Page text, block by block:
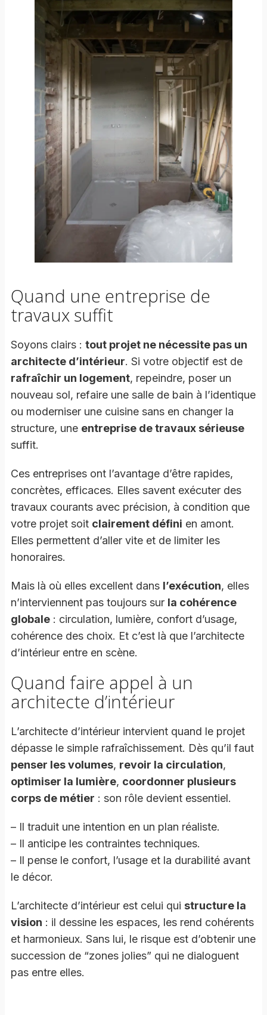
Quand une entreprise de
travaux suffit
Soyons clairs : tout projet ne nécessite pas un
architecte d’intérieur. Si votre objectif est de
rafraîchir un logement, repeindre, poser un
nouveau sol, refaire une salle de bain à l’identique
ou moderniser une cuisine sans en changer la
structure, une entreprise de travaux sérieuse
suffit.
Ces entreprises ont l’avantage d’être rapides,
concrètes, efficaces. Elles savent exécuter des
travaux courants avec précision, à condition que
votre projet soit clairement défini en amont.
Elles permettent d’aller vite et de limiter les
honoraires.
Mais là où elles excellent dans l’exécution, elles
n’interviennent pas toujours sur la cohérence
globale : circulation, lumière, confort d’usage,
cohérence des choix. Et c’est là que l’architecte
d’intérieur entre en scène.
Quand faire appel à un
architecte d’intérieur
L’architecte d’intérieur intervient quand le projet
dépasse le simple rafraîchissement. Dès qu’il faut
penser les volumes, revoir la circulation,
optimiser la lumière, coordonner plusieurs
corps de métier : son rôle devient essentiel.
– Il traduit une intention en un plan réaliste.
– Il anticipe les contraintes techniques.
– Il pense le confort, l’usage et la durabilité avant
le décor.
L’architecte d’intérieur est celui qui structure la
vision : il dessine les espaces, les rend cohérents
et harmonieux. Sans lui, le risque est d’obtenir une
succession de “zones jolies” qui ne dialoguent
pas entre elles.